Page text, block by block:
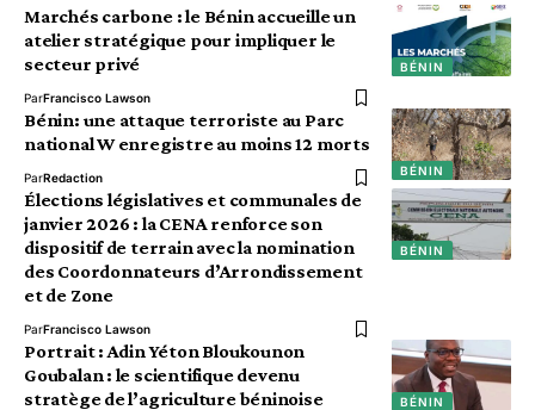
BÉNIN
Marchés carbone : le Bénin accueille un
atelier stratégique pour impliquer le
secteur privé
ParFrancisco Lawson
BÉNIN
Bénin: une attaque terroriste au Parc
national W enregistre au moins 12 morts
ParRedaction
BÉNIN
Élections législatives et communales de
janvier 2026 : la CENA renforce son
dispositif de terrain avec la nomination
des Coordonnateurs d’Arrondissement
et de Zone
ParFrancisco Lawson
BÉNIN
Portrait : Adin Yéton Bloukounon
Goubalan : le scientifique devenu
stratège de l’agriculture béninoise